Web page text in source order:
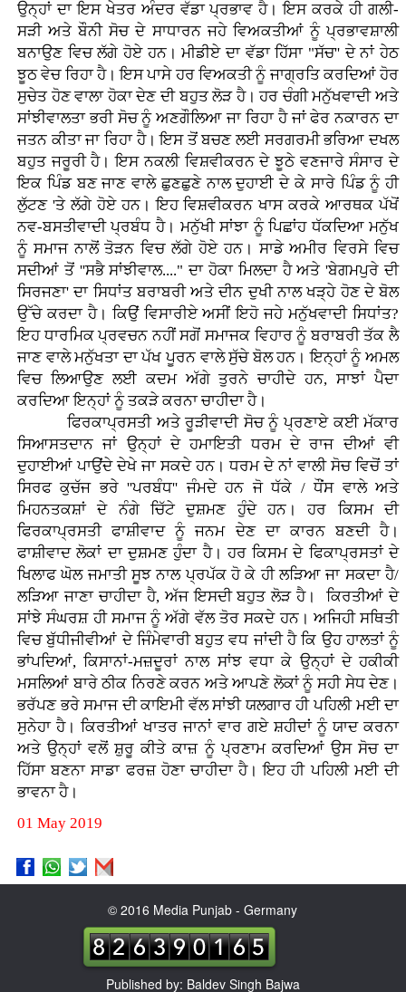
ਉਨ੍ਹਾਂ ਦਾ ਇਸ ਖੇਤਰ ਅੰਦਰ ਵੱਡਾ ਪ੍ਰਭਾਵ ਹੈ। ਇਸ ਕਰਕੇ ਹੀ ਗਲੀ-
ਸੜੀ ਅਤੇ ਬੌਨੀ ਸੋਚ ਦੇ ਸਾਧਾਰਨ ਜਹੇ ਵਿਅਕਤੀਆਂ ਨੂੰ ਪ੍ਰਭਾਵਸ਼ਾਲੀ
ਬਨਾਉਣ ਵਿਚ ਲੱਗੇ ਹੋਏ ਹਨ। ਮੀਡੀਏ ਦਾ ਵੱਡਾ ਹਿੱਸਾ "ਸੱਚ'' ਦੇ ਨਾਂ ਹੇਠ
ਝੂਠ ਵੇਚ ਰਿਹਾ ਹੈ। ਇਸ ਪਾਸੇ ਹਰ ਵਿਅਕਤੀ ਨੂੰ ਜਾਗ੍ਰਤਿ ਕਰਦਿਆਂ ਹੋਰ
ਸੁਚੇਤ ਹੋਣ ਵਾਲਾ ਹੋਕਾ ਦੇਣ ਦੀ ਬਹੁਤ ਲੋੜ ਹੈ। ਹਰ ਚੰਗੀ ਮਨੁੱਖਵਾਦੀ ਅਤੇ
ਸਾਂਝੀਵਾਲਤਾ ਭਰੀ ਸੋਚ ਨੂੰ ਅਣਗੌਲਿਆ ਜਾ ਰਿਹਾ ਹੈ ਜਾਂ ਫੇਰ ਨਕਾਰਨ ਦਾ
ਜਤਨ ਕੀਤਾ ਜਾ ਰਿਹਾ ਹੈ। ਇਸ ਤੋਂ ਬਚਣ ਲਈ ਸਰਗਰਮੀ ਭਰਿਆ ਦਖਲ
ਬਹੁਤ ਜਰੂਰੀ ਹੈ। ਇਸ ਨਕਲੀ ਵਿਸ਼ਵੀਕਰਨ ਦੇ ਝੂਠੇ ਵਣਜਾਰੇ ਸੰਸਾਰ ਦੇ
ਇਕ ਪਿੰਡ ਬਣ ਜਾਣ ਵਾਲੇ ਛੁਣਛੁਣੇ ਨਾਲ ਦੁਹਾਈ ਦੇ ਕੇ ਸਾਰੇ ਪਿੰਡ ਨੂੰ ਹੀ
ਲੁੱਟਣ 'ਤੇ ਲੱਗੇ ਹੋਏ ਹਨ। ਇਹ ਵਿਸ਼ਵੀਕਰਨ ਖਾਸ ਕਰਕੇ ਆਰਥਕ ਪੱਖੋਂ
ਨਵ-ਬਸਤੀਵਾਦੀ ਪ੍ਰਬੰਧ ਹੈ। ਮਨੁੱਖੀ ਸਾਂਝਾ ਨੂੰ ਪਿਛਾਂਹ ਧੱਕਦਿਆ ਮਨੁੱਖ
ਨੂੰ ਸਮਾਜ ਨਾਲੋਂ ਤੋੜਨ ਵਿਚ ਲੱਗੇ ਹੋਏ ਹਨ। ਸਾਡੇ ਅਮੀਰ ਵਿਰਸੇ ਵਿਚ
ਸਦੀਆਂ ਤੋਂ ''ਸਭੈ ਸਾਂਝੀਵਾਲ...." ਦਾ ਹੋਕਾ ਮਿਲਦਾ ਹੈ ਅਤੇ 'ਬੇਗਮਪੁਰੇ ਦੀ
ਸਿਰਜਣਾ' ਦਾ ਸਿਧਾਂਤ ਬਰਾਬਰੀ ਅਤੇ ਦੀਨ ਦੁਖੀ ਨਾਲ ਖੜ੍ਹੇ ਹੋਣ ਦੇ ਬੋਲ
ਉੱਚੇ ਕਰਦਾ ਹੈ। ਕਿਉਂ ਵਿਸਾਰੀਏ ਅਸੀਂ ਇਹੋ ਜਹੇ ਮਨੁੱਖਵਾਦੀ ਸਿਧਾਂਤ?
ਇਹ ਧਾਰਮਿਕ ਪ੍ਰਵਚਨ ਨਹੀਂ ਸਗੋਂ ਸਮਾਜਕ ਵਿਹਾਰ ਨੂੰ ਬਰਾਬਰੀ ਤੱਕ ਲੈ
ਜਾਣ ਵਾਲੇ ਮਨੁੱਖਤਾ ਦਾ ਪੱਖ ਪੂਰਨ ਵਾਲੇ ਸੁੱਚੇ ਬੋਲ ਹਨ। ਇਨ੍ਹਾਂ ਨੂੰ ਅਮਲ
ਵਿਚ ਲਿਆਉਣ ਲਈ ਕਦਮ ਅੱਗੇ ਤੁਰਨੇ ਚਾਹੀਦੇ ਹਨ, ਸਾਝਾਂ ਪੈਦਾ
ਕਰਦਿਆ ਇਨ੍ਹਾਂ ਨੂੰ ਤਕੜੇ ਕਰਨਾ ਚਾਹੀਦਾ ਹੈ।
ਫਿਰਕਾਪ੍ਰਸਤੀ ਅਤੇ ਰੂੜੀਵਾਦੀ ਸੋਚ ਨੂੰ ਪ੍ਰਣਾਏ ਕਈ ਮੱਕਾਰ
ਸਿਆਸਤਦਾਨ ਜਾਂ ਉਨ੍ਹਾਂ ਦੇ ਹਮਾਇਤੀ ਧਰਮ ਦੇ ਰਾਜ ਦੀਆਂ ਵੀ
ਦੁਹਾਈਆਂ ਪਾਉਂਦੇ ਦੇਖੇ ਜਾ ਸਕਦੇ ਹਨ। ਧਰਮ ਦੇ ਨਾਂ ਵਾਲੀ ਸੋਚ ਵਿਚੋਂ ਤਾਂ
ਸਿਰਫ ਕੁਚੱਜ ਭਰੇ ''ਪਰਬੰਧ'' ਜੰਮਦੇ ਹਨ ਜੋ ਧੱਕੇ / ਧੌਂਸ ਵਾਲੇ ਅਤੇ
ਮਿਹਨਤਕਸ਼ਾਂ ਦੇ ਨੰਗੇ ਚਿੱਟੇ ਦੁਸ਼ਮਣ ਹੁੰਦੇ ਹਨ। ਹਰ ਕਿਸਮ ਦੀ
ਫਿਰਕਾਪ੍ਰਸਤੀ ਫਾਸ਼ੀਵਾਦ ਨੂੰ ਜਨਮ ਦੇਣ ਦਾ ਕਾਰਨ ਬਣਦੀ ਹੈ।
ਫਾਸ਼ੀਵਾਦ ਲੋਕਾਂ ਦਾ ਦੁਸ਼ਮਣ ਹੁੰਦਾ ਹੈ। ਹਰ ਕਿਸਮ ਦੇ ਫਿਕਾਪ੍ਰਸਤਾਂ ਦੇ
ਖਿਲਾਫ ਘੋਲ ਜਮਾਤੀ ਸੂਝ ਨਾਲ ਪ੍ਰਪੱਕ ਹੋ ਕੇ ਹੀ ਲੜਿਆ ਜਾ ਸਕਦਾ ਹੈ/
ਲੜਿਆ ਜਾਣਾ ਚਾਹੀਦਾ ਹੈ, ਅੱਜ ਇਸਦੀ ਬਹੁਤ ਲੋੜ ਹੈ। ਕਿਰਤੀਆਂ ਦੇ
ਸਾਂਝੇ ਸੰਘਰਸ਼ ਹੀ ਸਮਾਜ ਨੂੰ ਅੱਗੇ ਵੱਲ ਤੋਰ ਸਕਦੇ ਹਨ। ਅਜਿਹੀ ਸਥਿਤੀ
ਵਿਚ ਬੁੱਧੀਜੀਵੀਆਂ ਦੇ ਜਿੰਮੇਵਾਰੀ ਬਹੁਤ ਵਧ ਜਾਂਦੀ ਹੈ ਕਿ ਉਹ ਹਾਲਤਾਂ ਨੂੰ
ਭਾਂਪਦਿਆਂ, ਕਿਸਾਨਾਂ-ਮਜ਼ਦੂਰਾਂ ਨਾਲ ਸਾਂਝ ਵਧਾ ਕੇ ਉਨ੍ਹਾਂ ਦੇ ਹਕੀਕੀ
ਮਸਲਿਆਂ ਬਾਰੇ ਠੀਕ ਨਿਰਣੇ ਕਰਨ ਅਤੇ ਆਪਣੇ ਲੋਕਾਂ ਨੂੰ ਸਹੀ ਸੇਧ ਦੇਣ।
ਭਰੱਪਣ ਭਰੇ ਸਮਾਜ ਦੀ ਕਾਇਮੀ ਵੱਲ ਸਾਂਝੀ ਯਲਗਾਰ ਹੀ ਪਹਿਲੀ ਮਈ ਦਾ
ਸੁਨੇਹਾ ਹੈ। ਕਿਰਤੀਆਂ ਖਾਤਰ ਜਾਨਾਂ ਵਾਰ ਗਏ ਸ਼ਹੀਦਾਂ ਨੂੰ ਯਾਦ ਕਰਨਾ
ਅਤੇ ਉਨ੍ਹਾਂ ਵਲੋਂ ਸ਼ੁਰੂ ਕੀਤੇ ਕਾਜ਼ ਨੂੰ ਪ੍ਰਣਾਮ ਕਰਦਿਆਂ ਉਸ ਸੋਚ ਦਾ
ਹਿੱਸਾ ਬਣਨਾ ਸਾਡਾ ਫਰਜ਼ ਹੋਣਾ ਚਾਹੀਦਾ ਹੈ। ਇਹ ਹੀ ਪਹਿਲੀ ਮਈ ਦੀ
ਭਾਵਨਾ ਹੈ।
01 May 2019
© 2016 Media Punjab - Germany
Published by: Baldev Singh Bajwa